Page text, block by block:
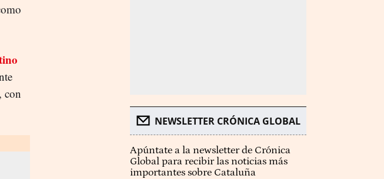
con
NEWSLETTER CRÓNICA GLOBAL
Apúntate a la newsletter de Crónica
Global para recibir las noticias más
importantes sobre Cataluña